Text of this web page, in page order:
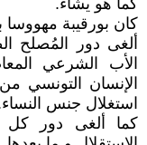
كما هو يشاء.
كان بورقيبة
ألغى دور المُصلح
الأب الشرعي
الإنسان التونسي
استغلال جنس
كما ألغى دور